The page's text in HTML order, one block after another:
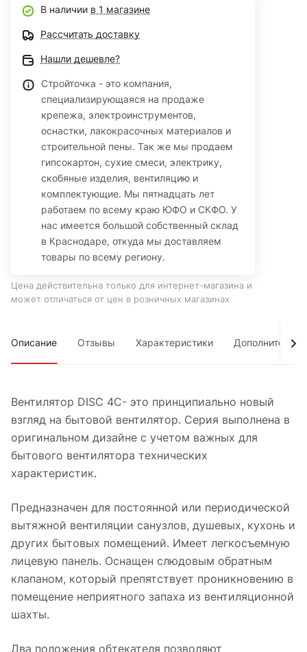
В наличии в 1 магазине
Рассчитать доставку
Нашли дешевле?
Стройточка - это компания,
специализирующаяся на продаже
крепежа, электроинструментов,
оснастки, лакокрасочных материалов и
строительной пены. Так же мы продаем
гипсокартон, сухие смеси, электрику,
скобяные изделия, вентиляцию и
комплектующие. Мы пятнадцать лет
работаем по всему краю ЮФО и СКФО. У
нас имеется большой собственный склад
в Краснодаре, откуда мы доставляем
товары по всему региону.
Цена действительна только для интернет-магазина и
может отличаться от цен в розничных магазинах
Описание Отзывы Характеристики Дополнительно
Вентилятор DISC 4C- это принципиально новый
взгляд на бытовой вентилятор. Серия выполнена в
оригинальном дизайне с учетом важных для
бытового вентилятора технических
характеристик.
Предназначен для постоянной или периодической
вытяжной вентиляции санузлов, душевых, кухонь и
других бытовых помещений. Имеет легкосъемную
лицевую панель. Оснащен слюдовым обратным
клапаном, который препятствует проникновению в
помещение неприятного запаха из вентиляционной
шахты.
Два положения обтекателя позволяют